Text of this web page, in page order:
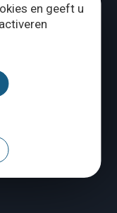
en geeft u
70